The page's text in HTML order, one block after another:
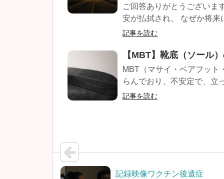
ご回答ありがとうございま
安が払拭され、 なぜか将来
記事を読む
【MBT】靴底（ソール
MBT（マサイ・ベアフット
らんでおり、不安定で、立
記事を読む
記録映像ワクチン後遺症